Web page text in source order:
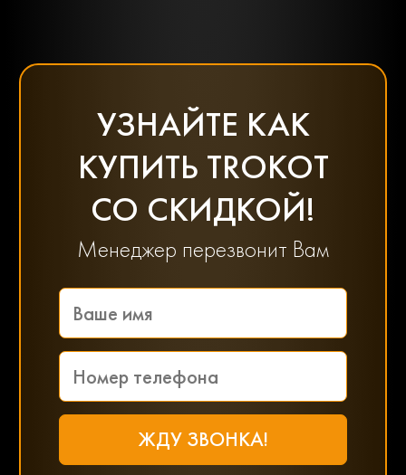
Scania Seat
Ssangyong Subaru
Uaz
Volvo Vortex
УЗНАЙТЕ КАК
КУПИТЬ TROKOT
СО СКИДКОЙ!
Менеджер перезвонит Вам